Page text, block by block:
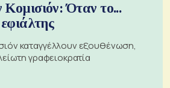
Όταν το...
εφιάλτης
καταγγέλλουν εξουθένωση,
γραφειοκρατία